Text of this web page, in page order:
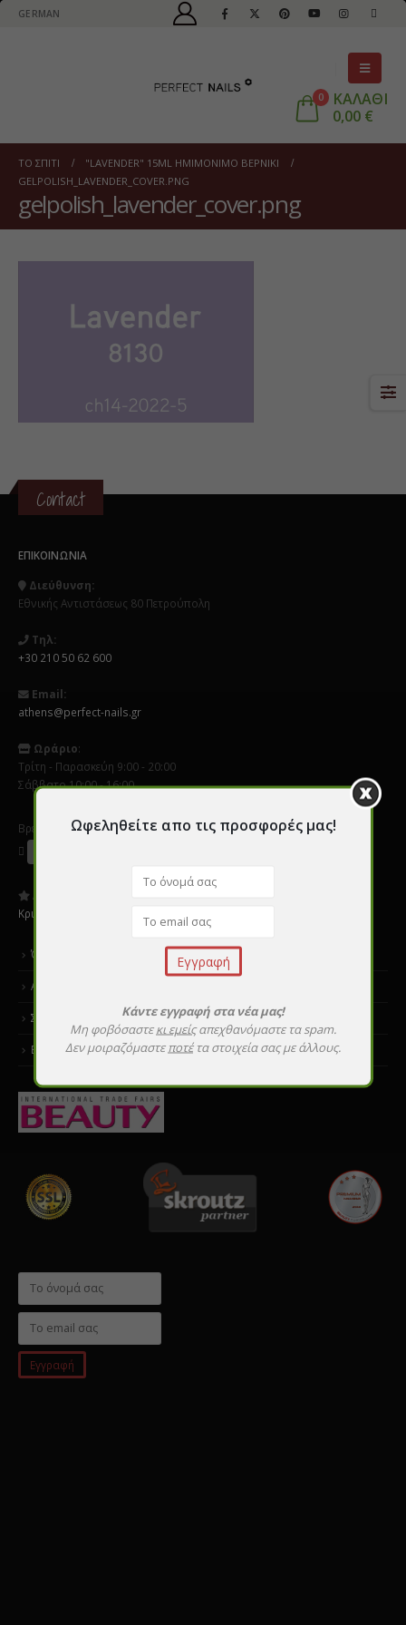
GERMAN
0
ΚΑΛΑΘΙ
0,00 €
ΤΟ ΣΠΊΤΙ
"LAVENDER" 15ML ΗΜΙΜΌΝΙΜΟ ΒΕΡΝΊΚΙ
GELPOLISH_LAVENDER_COVER.PNG
gelpolish_lavender_cover.png
Contact
ΕΠΙΚΟΙΝΩΝΊΑ
Διεύθυνση:
Εθνικής Αντιστάσεως 80 Πετρούπολη
Τηλ:
+30 210 50 62 600
Email:
athens@perfect-nails.gr
Ωράριο:
Τρίτη - Παρασκεύη 9:00 - 20:00
Σάββατο 10:00 - 16:00
Βρείτε μας σε Social Media
Κριτικές
Όροι χρήσης
Αποστολές & επιστροφές
Σεμινάρια εκμάθησης
Επικοινωνία
Ωφεληθείτε απο τις προσφορές μας!
Κάντε εγγραφή στα νέα μας!
Μη φοβόσαστεκι εμείςαπεχθανόμαστε τα spam.
Δεν μοιραζόμαστεποτέτα στοιχεία σας με άλλους.